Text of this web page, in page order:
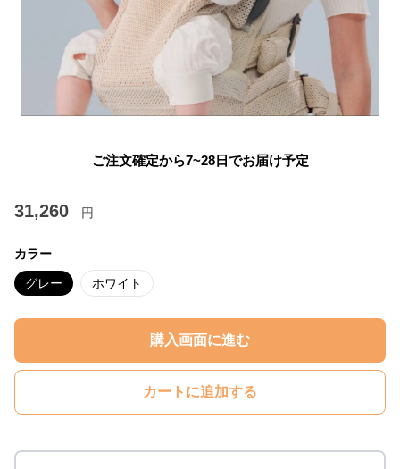
ご注文確定から7~28日でお届け予定
31,260 円
カラー
グレー ホワイト
購入画面に進む
カートに追加する